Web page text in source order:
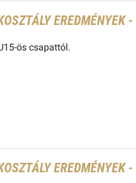
EREDMÉNYEK
ös csapattól.
EREDMÉNYEK